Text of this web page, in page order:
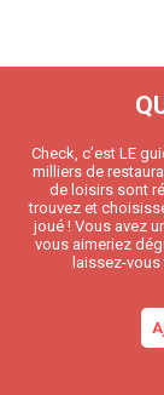
Check, c’est LE
milliers de
de loisirs sont
trouvez et
joué ! Vous avez
vous aimeriez
laissez-